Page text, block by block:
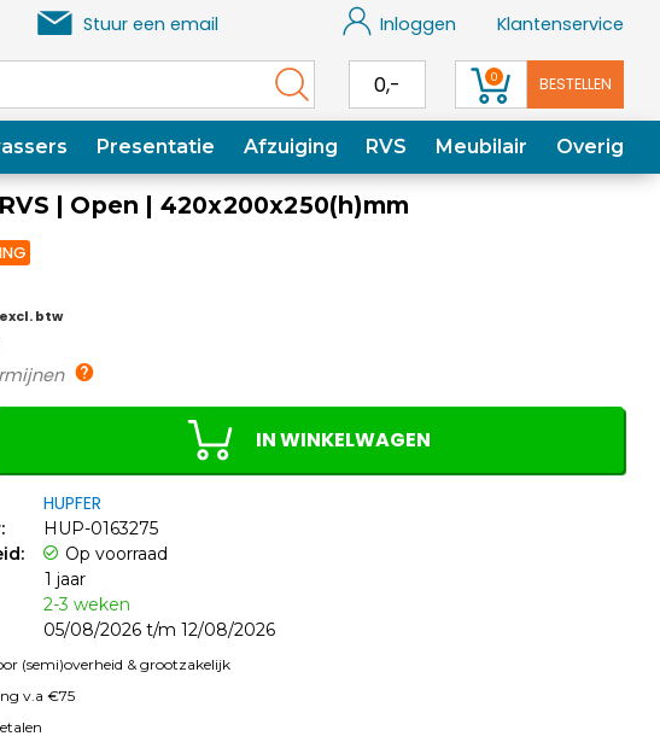
Stuur een email Inloggen Klantenservice
0,- 0 BESTELLEN
Presentatie Afzuiging RVS Meubilair Overig
| Open | 420x200x250(h)mm
excl. btw
IN WINKELWAGEN
HUPFER
HUP-0163275
Op voorraad
1 jaar
2-3 weken
05/08/2026 t/m 12/08/2026
(semi)overheid & grootzakelijk
v.a €75